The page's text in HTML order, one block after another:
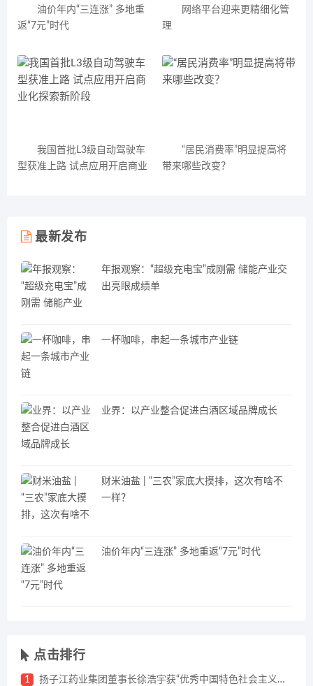
油价年内“三连涨” 多地重
返“7元”时代
网络平台迎来更精细化管
理
我国首批L3级自动驾驶车
型获准上路 试点应用开启商业
“居民消费率”明显提高将
带来哪些改变？
最新发布
年报观察：“超级充电宝”成刚需 储能产业交
出亮眼成绩单
一杯咖啡，串起一条城市产业链
业界：以产业整合促进白酒区域品牌成长
财米油盐 | “三农”家底大摸排，这次有啥不
一样？
油价年内“三连涨” 多地重返“7元”时代
点击排行
1 扬子江药业集团董事长徐浩宇获“优秀中国特色社会主义事业建设者”称号